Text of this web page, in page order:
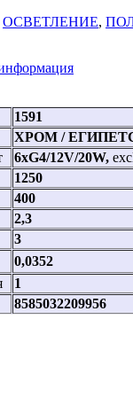
ОСВЕТЛЕНИЕ,
1591
ХРОМ /
6xG4/12V/20W,
1250
400
2,3
3
0,0352
1
8585032209956